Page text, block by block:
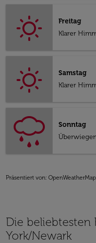
Freitag
Klarer
Samstag
Klarer
Sonntag
Präsentiert von:
Die beliebtesten
York/Newark